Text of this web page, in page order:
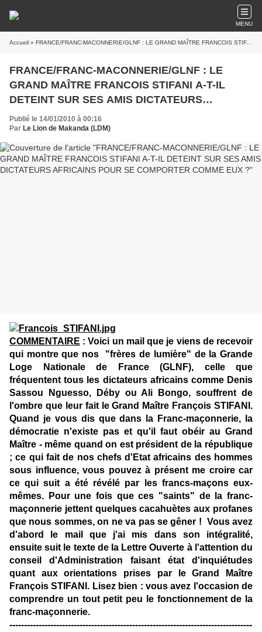
MENU
Accueil » FRANCE/FRANC-MACONNERIE/GLNF : LE GRAND MAÎTRE FRANCOIS STIFANI A-T-IL DETEINT SUR SES AMIS DICTATEURS AFRICAINS POUR SE COMPORTER COMME EUX ?
FRANCE/FRANC-MACONNERIE/GLNF : LE
GRAND MAÎTRE FRANCOIS STIFANI A-T-IL
DETEINT SUR SES AMIS DICTATEURS
AFRICAINS POUR SE COMPORTER COMME
EUX ?
Publié le 14/01/2010 à 00:16
Par Le Lion de Makanda (LDM)
COMMENTAIRE : Voici un mail que je viens de recevoir
qui montre que nos "frères de lumière" de la Grande
Loge Nationale de France (GLNF), celle que
fréquentent tous les dictateurs africains comme Denis
Sassou Nguesso, Déby ou Ali Bongo, souffrent de
l'ombre que leur fait le Grand Maître François STIFANI.
Quand je vous dis que dans la Franc-maçonnerie, la
démocratie n'existe pas et qu'il faut obéir au Grand
Maître - même quand on est président de la république
; ce qui fait de nos chefs d'Etat africains des hommes
sous influence, vous pouvez à présent me croire car
ce qui suit a été révélé par les francs-maçons eux-
mêmes. Pour une fois que ces "saints" de la franc-
maçonnerie jettent quelques cacahuètes aux profanes
que nous sommes, on ne va pas se gêner ! Vous avez
d'abord le mail que j'ai mis dans son intégralité,
ensuite suit le texte de la Lettre Ouverte à l'attention du
conseil d'Administration faisant état d'inquiétudes
quant aux orientations prises par le Grand Maître
François STIFANI. Lisez bien : vous avez l'occasion de
comprendre un tout petit peu le fonctionnement de la
franc-maçonnerie.
-----------------------------------------------------------------------------------